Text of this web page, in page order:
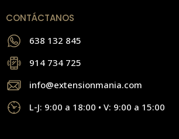
CONTÁCTANOS
638 132 845
914 734 725
info@extensionmania.com
L-J: 9:00 a 18:00 • V: 9:00 a 15:00